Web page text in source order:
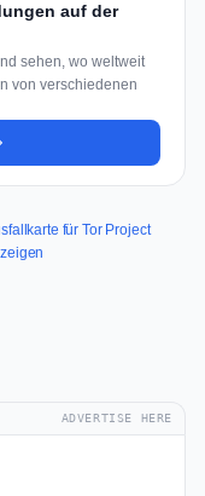
auf der
sehen, wo weltweit
von verschiedenen
für Tor Project
ADVERTISE HERE